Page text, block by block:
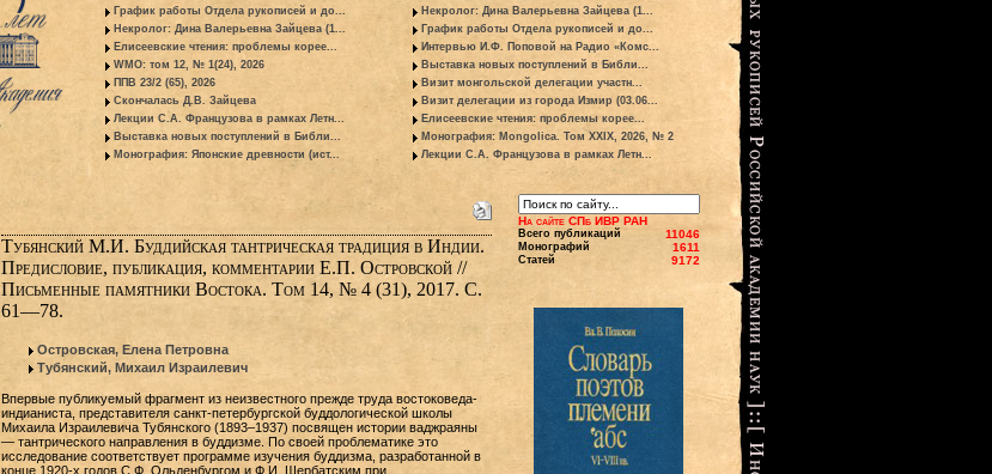
График работы Отдела рукописей и до...
Некролог: Дина Валерьевна Зайцева (1...
Елисеевские чтения: проблемы корее...
WMO: том 12, № 1(24), 2026
ППВ 23/2 (65), 2026
Скончалась Д.В. Зайцева
Лекции С.А. Французова в рамках Летн...
Выставка новых поступлений в Библи...
Монография: Японские древности (ист...
Некролог: Дина Валерьевна Зайцева (1...
График работы Отдела рукописей и до...
Интервью И.Ф. Поповой на Радио «Комс...
Выставка новых поступлений в Библи...
Визит монгольской делегации участн...
Визит делегации из города Измир (03.06...
Елисеевские чтения: проблемы корее...
Монография: Mongolica. Том XXIX, 2026, № 2
Лекции С.А. Французова в рамках Летн...
Тубянский М.И. Буддийская тантрическая традиция в Индии.
Предисловие, публикация, комментарии Е.П. Островской //
Письменные памятники Востока. Том 14, № 4 (31), 2017. С.
61—78.
Островская, Елена Петровна
Тубянский, Михаил Израилевич
Впервые публикуемый фрагмент из неизвестного прежде труда востоковеда-
индианиста, представителя санкт-петербургской буддологической школы
Михаила Израилевича Тубянского (1893–1937) посвящен истории ваджраяны
— тантрического направления в буддизме. По своей проблематике это
исследование соответствует программе изучения буддизма, разработанной в
конце 1920-х годов С.Ф. Ольденбургом и Ф.И. Щербатским при
На сайте СПб ИВР РАН
Всего публикаций 11046
Монографий 1611
Статей 9172